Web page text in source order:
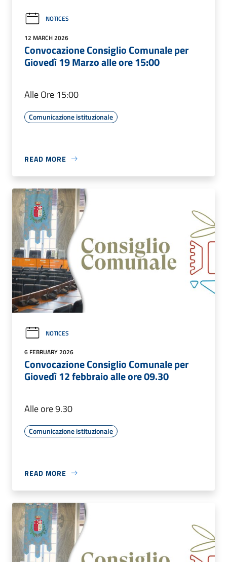
NOTICES
12 MARCH 2026
Convocazione Consiglio Comunale per
Giovedì 19 Marzo alle ore 15:00
Alle Ore 15:00
Comunicazione istituzionale
READ MORE
NOTICES
6 FEBRUARY 2026
Convocazione Consiglio Comunale per
Giovedì 12 febbraio alle ore 09.30
Alle ore 9.30
Comunicazione istituzionale
READ MORE